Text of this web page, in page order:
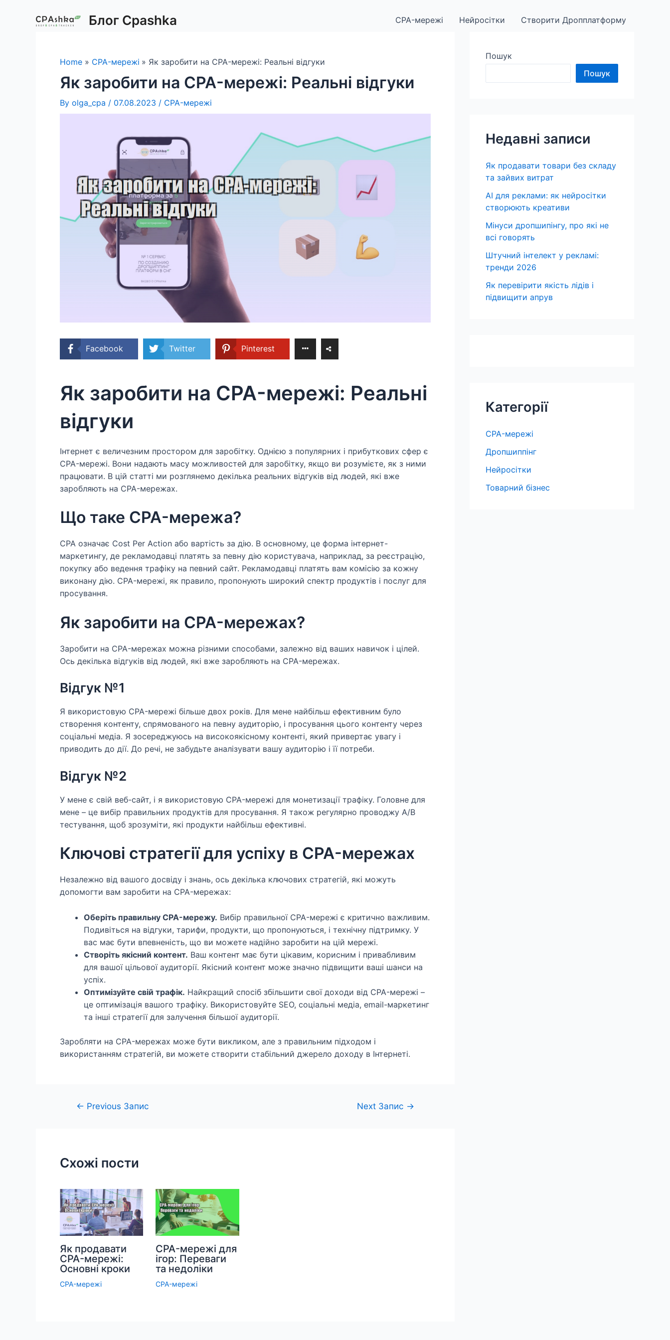
Блог Cpashka CPA-мережі Нейросітки Створити Дропплатформу
Home CPA-мережі Як заробити на CPA-мережі: Реальні відгуки
Як заробити на CPA-мережі: Реальні відгуки
By olga_cpa / 07.08.2023 / CPA-мережі
Facebook Twitter Pinterest
Як заробити на CPA-мережі: Реальні
відгуки
Інтернет є величезним простором для заробітку. Однією з популярних і прибуткових сфер є
CPA-мережі. Вони надають масу можливостей для заробітку, якщо ви розумієте, як з ними
працювати. В цій статті ми розглянемо декілька реальних відгуків від людей, які вже
заробляють на CPA-мережах.
Що таке CPA-мережа?
CPA означає Cost Per Action або вартість за дію. В основному, це форма інтернет-
маркетингу, де рекламодавці платять за певну дію користувача, наприклад, за реєстрацію,
покупку або ведення трафіку на певний сайт. Рекламодавці платять вам комісію за кожну
виконану дію. CPA-мережі, як правило, пропонують широкий спектр продуктів і послуг для
просування.
Як заробити на CPA-мережах?
Заробити на CPA-мережах можна різними способами, залежно від ваших навичок і цілей.
Ось декілька відгуків від людей, які вже заробляють на CPA-мережах.
Відгук №1
Я використовую CPA-мережі більше двох років. Для мене найбільш ефективним було
створення контенту, спрямованого на певну аудиторію, і просування цього контенту через
соціальні медіа. Я зосереджуюсь на високоякісному контенті, який привертає увагу і
приводить до дії. До речі, не забудьте аналізувати вашу аудиторію і її потреби.
Відгук №2
У мене є свій веб-сайт, і я використовую CPA-мережі для монетизації трафіку. Головне для
мене – це вибір правильних продуктів для просування. Я також регулярно проводжу A/B
тестування, щоб зрозуміти, які продукти найбільш ефективні.
Ключові стратегії для успіху в CPA-мережах
Незалежно від вашого досвіду і знань, ось декілька ключових стратегій, які можуть
допомогти вам заробити на CPA-мережах:
Оберіть правильну CPA-мережу. Вибір правильної CPA-мережі є критично важливим.
Подивіться на відгуки, тарифи, продукти, що пропонуються, і технічну підтримку. У
вас має бути впевненість, що ви можете надійно заробити на цій мережі.
Створіть якісний контент. Ваш контент має бути цікавим, корисним і привабливим
для вашої цільової аудиторії. Якісний контент може значно підвищити ваші шанси на
успіх.
Оптимізуйте свій трафік. Найкращий спосіб збільшити свої доходи від CPA-мережі –
це оптимізація вашого трафіку. Використовуйте SEO, соціальні медіа, email-маркетинг
та інші стратегії для залучення більшої аудиторії.
Заробляти на CPA-мережах може бути викликом, але з правильним підходом і
використанням стратегій, ви можете створити стабільний джерело доходу в Інтернеті.
Навігація
← Previous Запис Next Запис →
Схожі пости
Як продавати
CPA-мережі:
Основні кроки
CPA-мережі
CPA-мережі для
ігор: Переваги
та недоліки
CPA-мережі
Пошук
Пошук
Недавні записи
Як продавати товари без складу
та зайвих витрат
AI для реклами: як нейросітки
створюють креативи
Мінуси дропшипінгу, про які не
всі говорять
Штучний інтелект у рекламі:
тренди 2026
Як перевірити якість лідів і
підвищити апрув
Категорії
CPA-мережі
Дропшиппінг
Нейросітки
Товарний бізнес